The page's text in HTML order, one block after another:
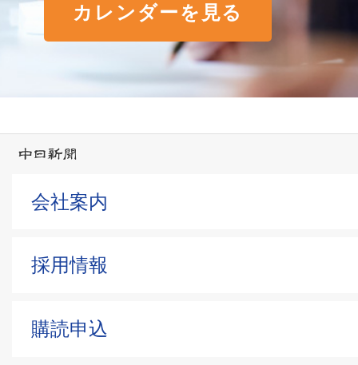
カレンダーを見る
会社案内
採用情報
購読申込